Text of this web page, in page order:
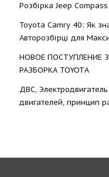
Розбірка Jeep Compass
Toyota Camry 40: Як
Авторозбірці для
НОВОЕ ПОСТУПЛЕНИЕ
РАЗБОРКА TOYOTА
ДВС,
двигателей, принцип